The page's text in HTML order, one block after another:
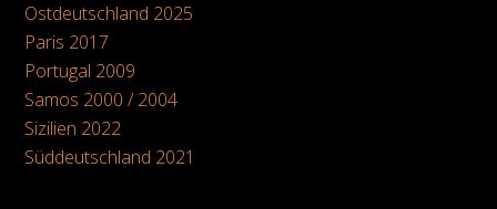
Ostdeutschland 2025
Paris 2017
Portugal 2009
Samos 2000 / 2004
Sizilien 2022
Süddeutschland 2021